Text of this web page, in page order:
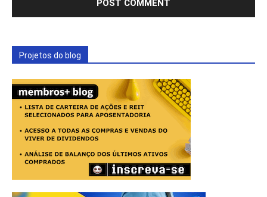
Projetos do blog